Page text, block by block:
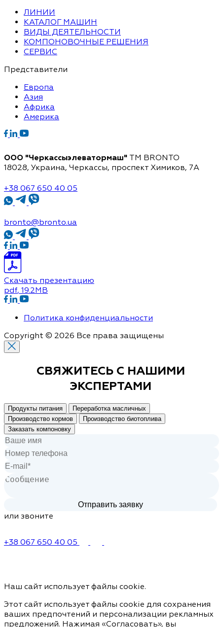
ЛИНИИ
КАТАЛОГ МАШИН
ВИДЫ ДЕЯТЕЛЬНОСТИ
КОМПОНОВОЧНЫЕ РЕШЕНИЯ
СЕРВИС
Представители
Европа
Азия
Африка
Америка
ООО "Черкассыэлеватормаш" TM BRONTO
18028, Украина, Черкассы, проспект Химиков, 7A
+38 067 650 40 05
bronto@bronto.ua
Скачать презентацию
pdf, 19.2MB
Политика конфиденциальности
Copyright © 2026 Все права защищены
СВЯЖИТЕСЬ С НАШИМИ
ЭКСПЕРТАМИ
Продукты питания
Переработка масличных
Производство кормов
Производство биотоплива
Заказать компоновку
или звоните
+38 067 650 40 05
Наш сайт использует файлы cookie.
Этот сайт использует файлы cookie для сохранения
ваших предпочтений и персонализации рекламных
предложений. Нажимая «Согласовать», вы